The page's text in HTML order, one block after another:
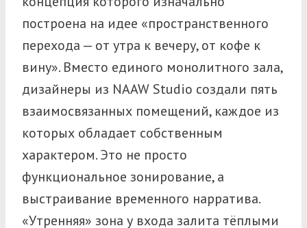
построена на идее «пространственного
перехода — от утра к вечеру, от кофе к
вину».Вместо единого монолитного зала,
дизайнеры из NAAW Studio создали пять
взаимосвязанных помещений, каждое из
которых обладает собственным
характером. Это не просто
функциональное зонирование, а
выстраивание временного нарратива.
«Утренняя» зона у входа залита тёплыми